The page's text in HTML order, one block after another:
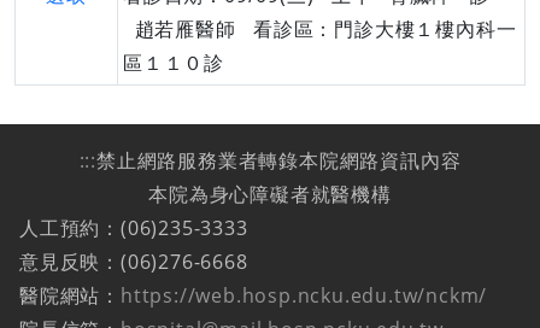
趙若雁醫師 看診區：門診大樓１樓內科一
區１１０診
:::禁止網路服務業者轉錄本院網路資訊內容
本院為身心障礙者就醫機構
人工預約：(06)235-3333
意見反映：(06)276-6668
醫院網站： https://web.hosp.ncku.edu.tw/nckm/